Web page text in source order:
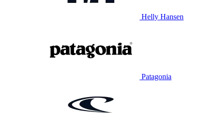
Helly Hansen
Patagonia